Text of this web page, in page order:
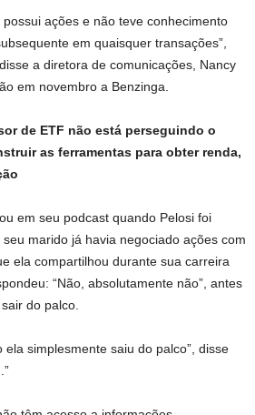
ações e não teve conhecimento
em quaisquer transações”,
disse a diretora de comunicações, Nancy
em novembro a Benzinga.
de ETF não está perseguindo o
as ferramentas para obter renda,
em seu podcast quando Pelosi foi
marido já havia negociado ações com
ela compartilhou durante sua carreira
“Não, absolutamente não”, antes
do palco.
ela simplesmente saiu do palco”, disse